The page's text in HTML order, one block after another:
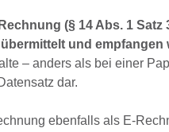
(§ 14 Abs. 1
und
– anders als bei einer
dar.
ebenfalls als E-